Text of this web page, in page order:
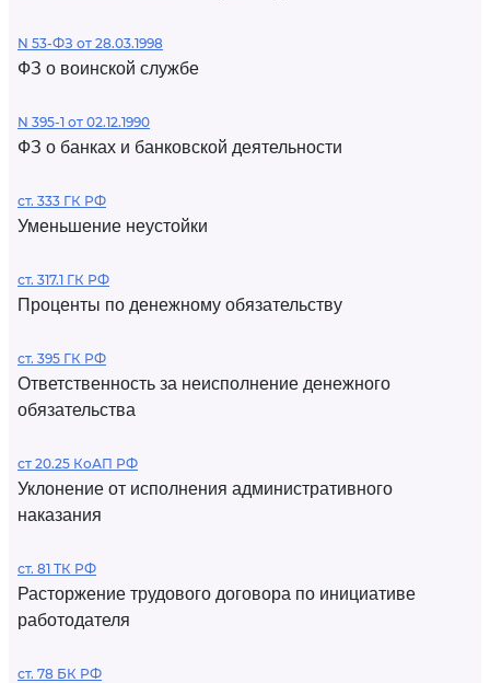
N 53-ФЗ от 28.03.1998
ФЗ о воинской службе
N 395-1 от 02.12.1990
ФЗ о банках и банковской деятельности
ст. 333 ГК РФ
Уменьшение неустойки
ст. 317.1 ГК РФ
Проценты по денежному обязательству
ст. 395 ГК РФ
Ответственность за неисполнение денежного
обязательства
ст 20.25 КоАП РФ
Уклонение от исполнения административного
наказания
ст. 81 ТК РФ
Расторжение трудового договора по инициативе
работодателя
ст. 78 БК РФ